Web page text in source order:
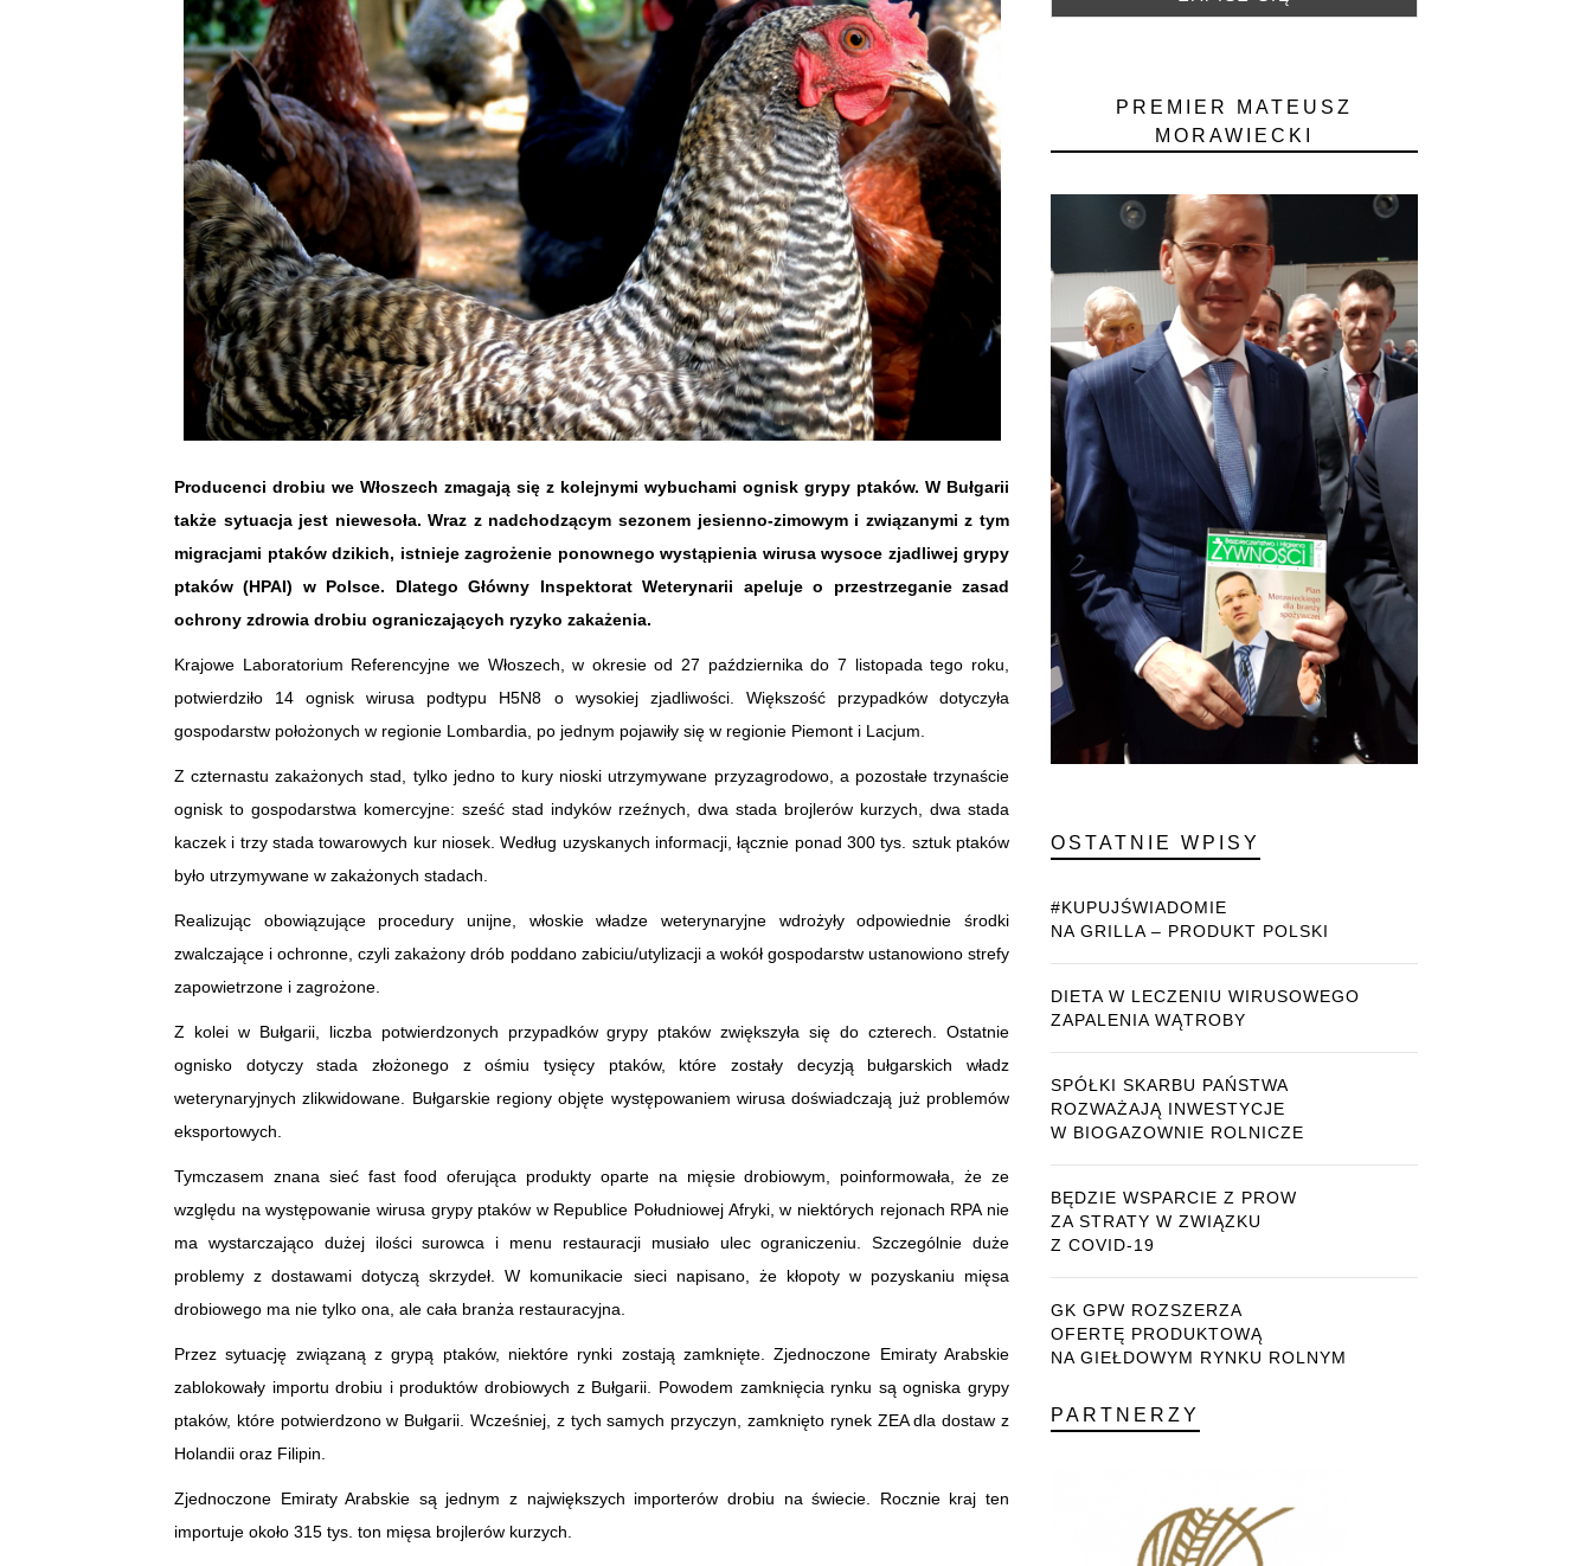
Producenci drobiu we Włoszech zmagają się z kolejnymi wybuchami ognisk grypy ptaków. W Bułgarii
także sytuacja jest niewesoła. Wraz z nadchodzącym sezonem jesienno-zimowym i związanymi z tym
migracjami ptaków dzikich, istnieje zagrożenie ponownego wystąpienia wirusa wysoce zjadliwej grypy
ptaków (HPAI) w Polsce. Dlatego Główny Inspektorat Weterynarii apeluje o przestrzeganie zasad
ochrony zdrowia drobiu ograniczających ryzyko zakażenia.
Krajowe Laboratorium Referencyjne we Włoszech, w okresie od 27 października do 7 listopada tego roku,
potwierdziło 14 ognisk wirusa podtypu H5N8 o wysokiej zjadliwości. Większość przypadków dotyczyła
gospodarstw położonych w regionie Lombardia, po jednym pojawiły się w regionie Piemont i Lacjum.
Z czternastu zakażonych stad, tylko jedno to kury nioski utrzymywane przyzagrodowo, a pozostałe trzynaście
ognisk to gospodarstwa komercyjne: sześć stad indyków rzeźnych, dwa stada brojlerów kurzych, dwa stada
kaczek i trzy stada towarowych kur niosek. Według uzyskanych informacji, łącznie ponad 300 tys. sztuk ptaków
było utrzymywane w zakażonych stadach.
Realizując obowiązujące procedury unijne, włoskie władze weterynaryjne wdrożyły odpowiednie środki
zwalczające i ochronne, czyli zakażony drób poddano zabiciu/utylizacji a wokół gospodarstw ustanowiono strefy
zapowietrzone i zagrożone.
Z kolei w Bułgarii, liczba potwierdzonych przypadków grypy ptaków zwiększyła się do czterech. Ostatnie
ognisko dotyczy stada złożonego z ośmiu tysięcy ptaków, które zostały decyzją bułgarskich władz
weterynaryjnych zlikwidowane. Bułgarskie regiony objęte występowaniem wirusa doświadczają już problemów
eksportowych.
Tymczasem znana sieć fast food oferująca produkty oparte na mięsie drobiowym, poinformowała, że ze
względu na występowanie wirusa grypy ptaków w Republice Południowej Afryki, w niektórych rejonach RPA nie
ma wystarczająco dużej ilości surowca i menu restauracji musiało ulec ograniczeniu. Szczególnie duże
problemy z dostawami dotyczą skrzydeł. W komunikacie sieci napisano, że kłopoty w pozyskaniu mięsa
drobiowego ma nie tylko ona, ale cała branża restauracyjna.
Przez sytuację związaną z grypą ptaków, niektóre rynki zostają zamknięte. Zjednoczone Emiraty Arabskie
zablokowały importu drobiu i produktów drobiowych z Bułgarii. Powodem zamknięcia rynku są ogniska grypy
ptaków, które potwierdzono w Bułgarii. Wcześniej, z tych samych przyczyn, zamknięto rynek ZEA dla dostaw z
Holandii oraz Filipin.
Zjednoczone Emiraty Arabskie są jednym z największych importerów drobiu na świecie. Rocznie kraj ten
importuje około 315 tys. ton mięsa brojlerów kurzych.
PREMIER MATEUSZ
MORAWIECKI
OSTATNIE WPISY
#KUPUJŚWIADOMIE
NA GRILLA – PRODUKT POLSKI
DIETA W LECZENIU WIRUSOWEGO
ZAPALENIA WĄTROBY
SPÓŁKI SKARBU PAŃSTWA
ROZWAŻAJĄ INWESTYCJE
W BIOGAZOWNIE ROLNICZE
BĘDZIE WSPARCIE Z PROW
ZA STRATY W ZWIĄZKU
Z COVID-19
GK GPW ROZSZERZA
OFERTĘ PRODUKTOWĄ
NA GIEŁDOWYM RYNKU ROLNYM
PARTNERZY